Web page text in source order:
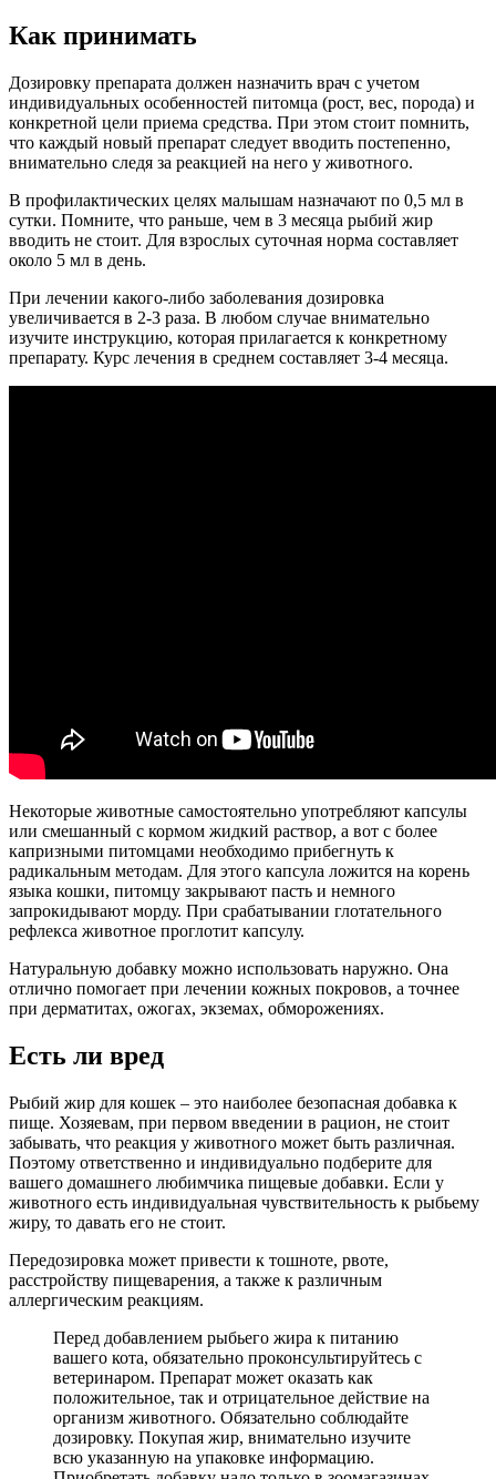
Как принимать
Дозировку препарата должен назначить врач с учетом
индивидуальных особенностей питомца (рост, вес, порода) и
конкретной цели приема средства. При этом стоит помнить,
что каждый новый препарат следует вводить постепенно,
внимательно следя за реакцией на него у животного.
В профилактических целях малышам назначают по 0,5 мл в
сутки. Помните, что раньше, чем в 3 месяца рыбий жир
вводить не стоит. Для взрослых суточная норма составляет
около 5 мл в день.
При лечении какого-либо заболевания дозировка
увеличивается в 2-3 раза. В любом случае внимательно
изучите инструкцию, которая прилагается к конкретному
препарату. Курс лечения в среднем составляет 3-4 месяца.
Некоторые животные самостоятельно употребляют капсулы
или смешанный с кормом жидкий раствор, а вот с более
капризными питомцами необходимо прибегнуть к
радикальным методам. Для этого капсула ложится на корень
языка кошки, питомцу закрывают пасть и немного
запрокидывают морду. При срабатывании глотательного
рефлекса животное проглотит капсулу.
Натуральную добавку можно использовать наружно. Она
отлично помогает при лечении кожных покровов, а точнее
при дерматитах, ожогах, экземах, обморожениях.
Есть ли вред
Рыбий жир для кошек – это наиболее безопасная добавка к
пище. Хозяевам, при первом введении в рацион, не стоит
забывать, что реакция у животного может быть различная.
Поэтому ответственно и индивидуально подберите для
вашего домашнего любимчика пищевые добавки. Если у
животного есть индивидуальная чувствительность к рыбьему
жиру, то давать его не стоит.
Передозировка может привести к тошноте, рвоте,
расстройству пищеварения, а также к различным
аллергическим реакциям.
Перед добавлением рыбьего жира к питанию
вашего кота, обязательно проконсультируйтесь с
ветеринаром. Препарат может оказать как
положительное, так и отрицательное действие на
организм животного. Обязательно соблюдайте
дозировку. Покупая жир, внимательно изучите
всю указанную на упаковке информацию.